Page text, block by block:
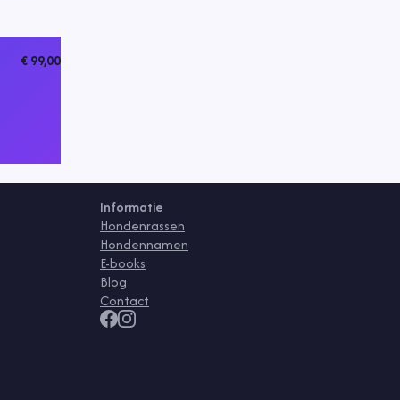
€ 99,00
Informatie
Hondenrassen
Hondennamen
E-books
Blog
Contact